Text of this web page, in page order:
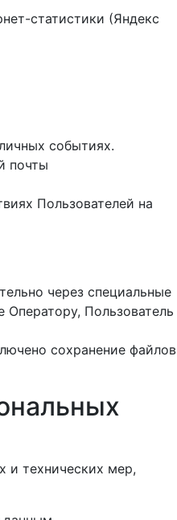
статистики (Яндекс
событиях.
почты
Пользователей на
через специальные
Пользователь
сохранение файлов
и технических мер,